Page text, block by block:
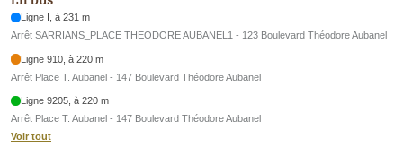
Ligne I, à 231 m
Arrêt SARRIANS_PLACE THEODORE AUBANEL1 - 123 Boulevard Théodore Aubanel
Ligne 910, à 220 m
Arrêt Place T. Aubanel - 147 Boulevard Théodore Aubanel
Ligne 9205, à 220 m
Arrêt Place T. Aubanel - 147 Boulevard Théodore Aubanel
Voir tout